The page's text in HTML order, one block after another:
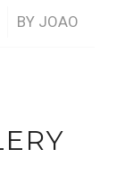
BY JOAO